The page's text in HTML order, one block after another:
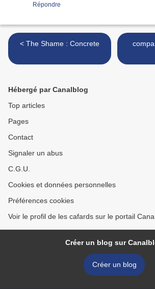
Répondre
< The Shame : Concrete
Hébergé par Canalblog
Top articles
Pages
Contact
Signaler un abus
C.G.U.
Cookies et données personnelles
Préférences cookies
Voir le profil de les cafards sur le portail
Créer un blog sur
Créer un blog